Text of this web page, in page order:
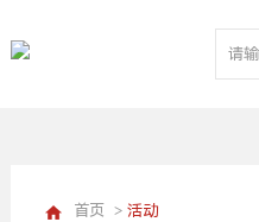
首页 > 活动